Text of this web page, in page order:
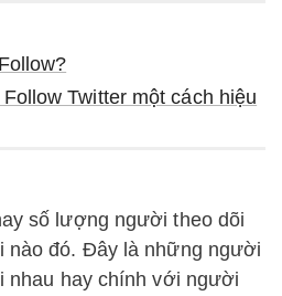
Twitter một cách hiệu
số lượng người theo dõi
nào đó. Đây là những người
hay chính với người